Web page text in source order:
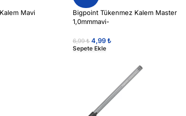
Mavi
Bigpoint Tükenmez Kalem Master
1,0mmmavi-
6,99₺ 4,99₺
Sepete Ekle